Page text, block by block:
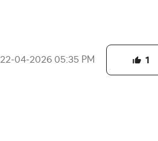
‎22-04-2026 05:35 PM 1